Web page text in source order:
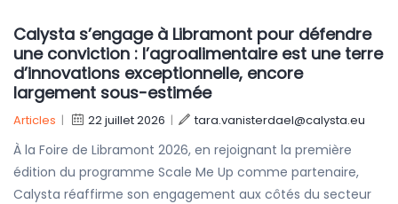
Calysta s’engage à Libramont pour défendre
une conviction : l’agroalimentaire est une terre
d’innovations exceptionnelle, encore
largement sous-estimée
Articles | 22 juillet 2026 | tara.vanisterdael@calysta.eu
À la Foire de Libramont 2026, en rejoignant la première
édition du programme Scale Me Up comme partenaire,
Calysta réaffirme son engagement aux côtés du secteur